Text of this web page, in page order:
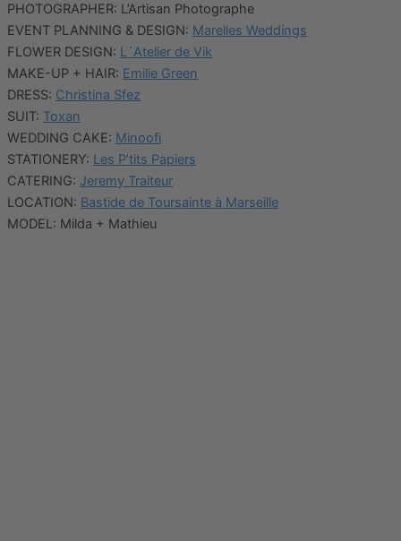
PHOTOGRAPHER: L’Artisan Photographe
EVENT PLANNING & DESIGN: Marelles Weddings
FLOWER DESIGN: L´Atelier de Vik
MAKE-UP + HAIR: Emilie Green
DRESS: Christina Sfez
SUIT: Toxan
WEDDING CAKE: Minoofi
STATIONERY: Les P’tits Papiers
CATERING: Jeremy Traiteur
LOCATION: Bastide de Toursainte à Marseille
MODEL: Milda + Mathieu